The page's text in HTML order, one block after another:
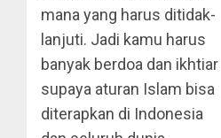
mana yang harus ditidak-
lanjuti. Jadi kamu harus
banyak berdoa dan ikhtiar
supaya aturan Islam bisa
diterapkan di Indonesia